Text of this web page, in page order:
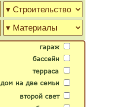
гараж
бассейн
второй свет
дом на две семьи
терраса